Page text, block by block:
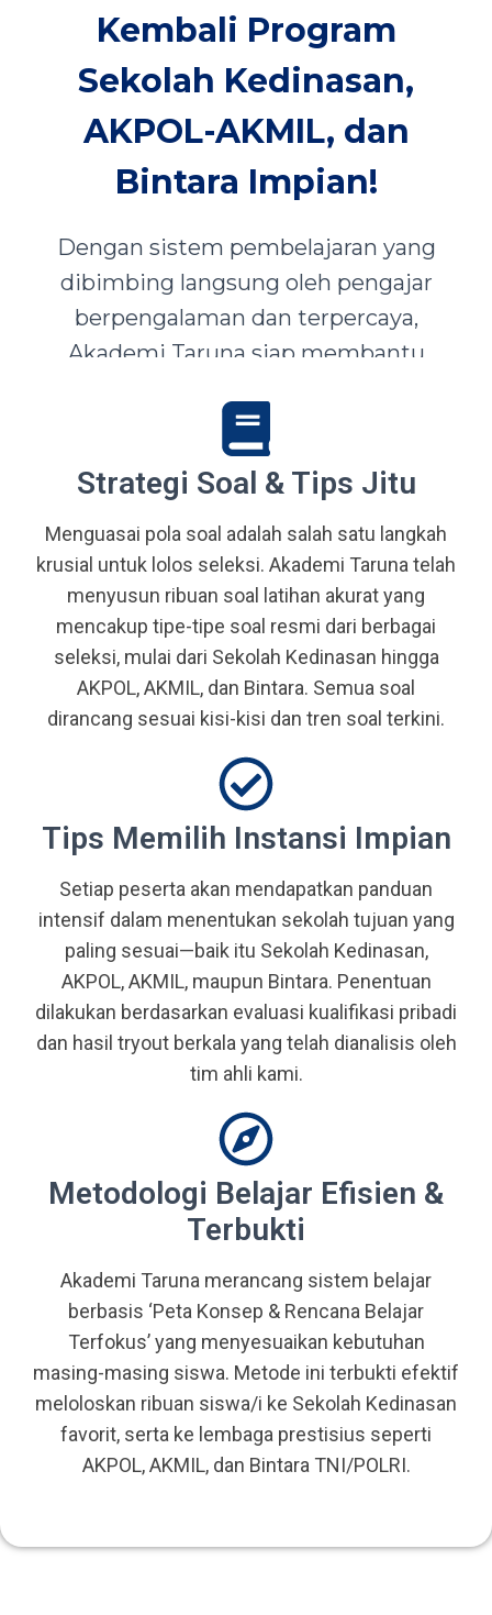
Kembali Program
Sekolah Kedinasan,
AKPOL-AKMIL, dan
Bintara Impian!
Dengan sistem pembelajaran yang
dibimbing langsung oleh pengajar
berpengalaman dan terpercaya,
Akademi Taruna siap membantu
mewujudkan impian menjadi Taruna,
Abdi Negara, serta prajurit terbaik
bangsa.
Strategi Soal & Tips Jitu
Menguasai pola soal adalah salah satu langkah
krusial untuk lolos seleksi. Akademi Taruna telah
menyusun ribuan soal latihan akurat yang
mencakup tipe-tipe soal resmi dari berbagai
seleksi, mulai dari Sekolah Kedinasan hingga
AKPOL, AKMIL, dan Bintara. Semua soal
dirancang sesuai kisi-kisi dan tren soal terkini.
Tips Memilih Instansi Impian
Setiap peserta akan mendapatkan panduan
intensif dalam menentukan sekolah tujuan yang
paling sesuai—baik itu Sekolah Kedinasan,
AKPOL, AKMIL, maupun Bintara. Penentuan
dilakukan berdasarkan evaluasi kualifikasi pribadi
dan hasil tryout berkala yang telah dianalisis oleh
tim ahli kami.
Metodologi Belajar Efisien &
Terbukti
Akademi Taruna merancang sistem belajar
berbasis ‘Peta Konsep & Rencana Belajar
Terfokus’ yang menyesuaikan kebutuhan
masing-masing siswa. Metode ini terbukti efektif
meloloskan ribuan siswa/i ke Sekolah Kedinasan
favorit, serta ke lembaga prestisius seperti
AKPOL, AKMIL, dan Bintara TNI/POLRI.